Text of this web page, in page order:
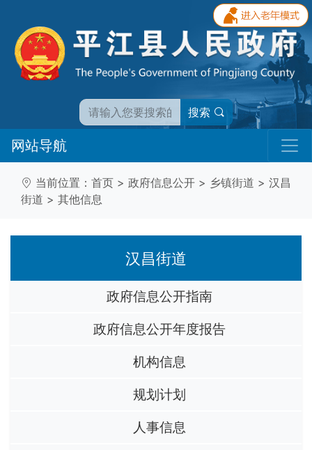
搜索
网站导航
当前位置： 首页 > 政府信息公开 > 乡镇街道 > 汉昌
街道 > 其他信息
汉昌街道
政府信息公开指南
政府信息公开年度报告
机构信息
规划计划
人事信息